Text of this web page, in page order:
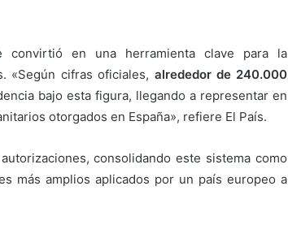
convirtió en una herramienta clave para la
«Según cifras oficiales, alrededor de 240.000
bajo esta figura, llegando a representar en
otorgados en España», refiere El País.
consolidando este sistema como
más amplios aplicados por un país europeo a